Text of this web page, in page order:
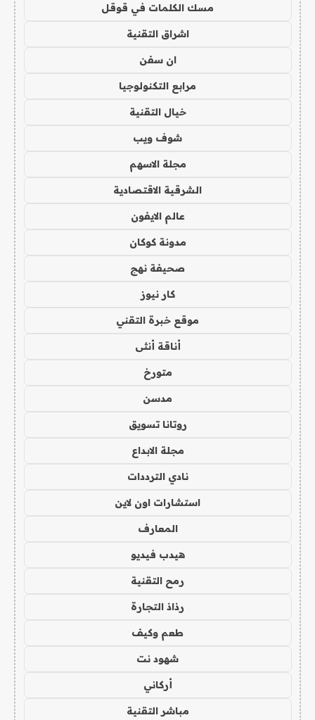
مسك الكلمات في قوقل
اشراق التقنية
ان سفن
مرابع التكنولوجيا
خيال التقنية
شوف ويب
مجلة الاسهم
الشرقية الاقتصادية
عالم الايفون
مدونة كوكان
صحيفة نهج
كار نيوز
موقع خبرة التقني
أناقة أنثى
متورخ
مدسن
روتانا تسويق
مجلة الابداع
نادي الترددات
استشارات اون لاين
المعارف
هيدب فيديو
رمح التقنية
رذاذ التجارة
طعم وكيف
شهود نت
أركاني
مباشر التقنية